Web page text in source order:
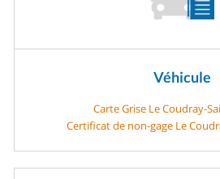
Véhicule
Carte Grise Le Coudray-
Certificat de non-gage Le